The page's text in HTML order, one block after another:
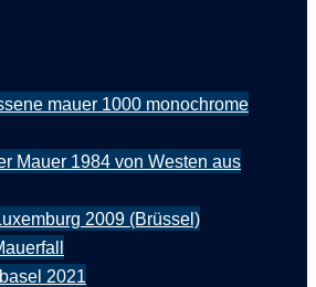
mauer 1000 monochrome
Mauer 1984 von Westen aus
2009 (Brüssel)
2021